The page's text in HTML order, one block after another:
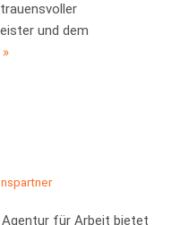
und dem
für Arbeit bietet